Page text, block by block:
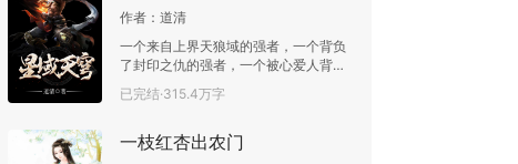
了…… 在这后面，是一场孤独自语的救
赎，还是一场没有回头路的分裂？ 骇人
听闻的血案，难以破解的谜题，险象迭
生的案件，飘忽不定的罪孽之影，可悲
的宿命，迷失的道路。 有人生活在阳光
里，眼里看到的都是繁华盛景。而有人
行。 * * 当黑暗莅临时，记住光明也在
作者： 道清
一个来自上界天狼域的强者，一个背负
了封印之仇的强者，一个被心爱人背叛
的强者，一个被亿万生灵抛弃的强者，
他们加起来，就是毁灭！.........................
已完结·315.4万字
一枝红杏出农门